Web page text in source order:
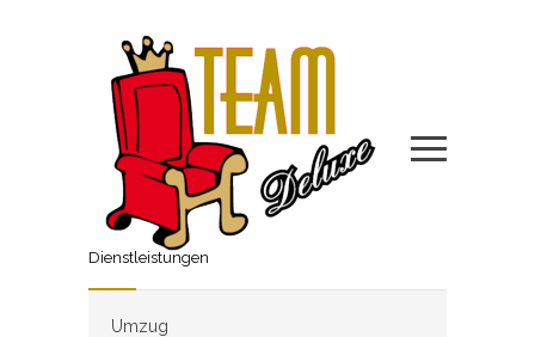
Dienstleistungen
Umzug